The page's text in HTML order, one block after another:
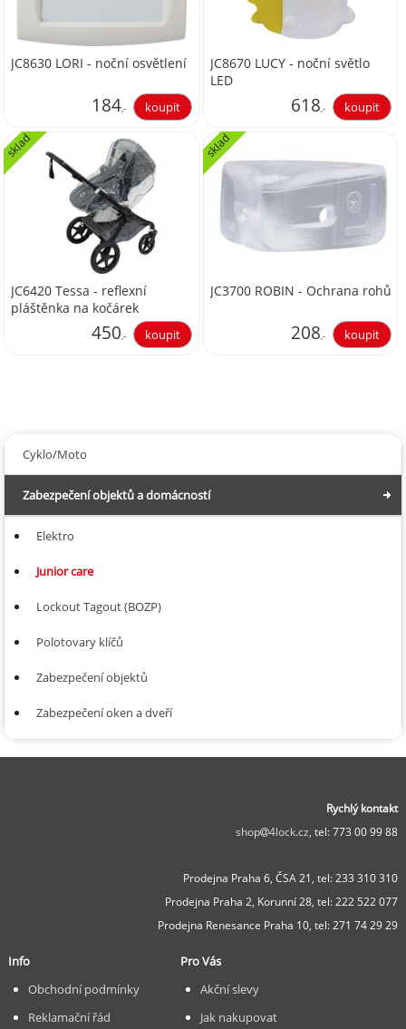
JC8630 LORI - noční osvětlení
184,-
152,07
JC8670 LUCY - noční světlo
LED
618,-
JC6420 Tessa - reflexní
pláštěnka na kočárek
sklad
450,-
JC3700 ROBIN - Ochrana rohů
sklad
208,-
Cyklo/Moto
Zabezpečení objektů a domácností
Elektro
Junior care
Lockout Tagout (BOZP)
Polotovary klíčů
Zabezpečení objektů
Zabezpečení oken a dveří
Rychlý kontakt
shop
4lock.cz, tel: 773 00 99 88
Prodejna Praha 6, ČSA 21, tel: 233 310 310
Prodejna Praha 2, Korunní 28, tel: 222 522 077
Prodejna Renesance Praha 10, tel: 271 74 29 29
Info
Obchodní podmínky
Reklamační řád
Pro Vás
Akční slevy
Jak nakupovat